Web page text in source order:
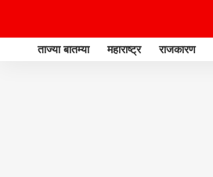
ताज्या बातम्या महाराष्ट्र राजकारण